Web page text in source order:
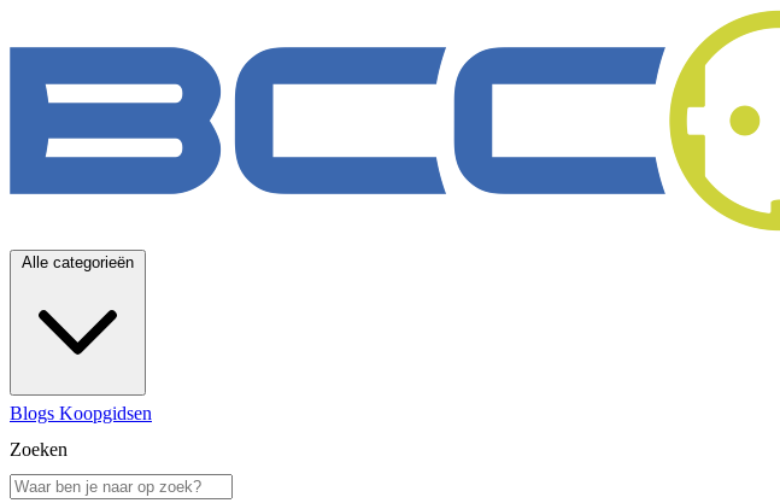
Alle categorieën
Blogs Koopgidsen
Zoeken